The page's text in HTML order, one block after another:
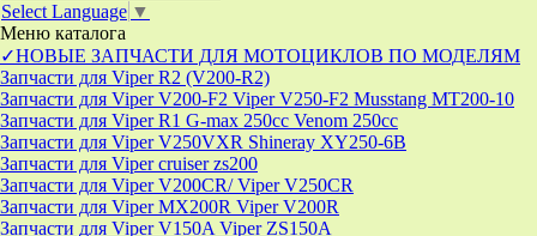
Select Language ▼
Меню каталога
✓НОВЫЕ ЗАПЧАСТИ ДЛЯ МОТОЦИКЛОВ ПО МОДЕЛЯМ
Запчасти для Viper R2 (V200-R2)
Запчасти для Viper V200-F2 Viper V250-F2 Musstang MT200-10
Запчасти для Viper R1 G-max 250cc Venom 250cc
Запчасти для Viper V250VXR Shineray XY250-6B
Запчасти для Viper cruiser zs200
Запчасти для Viper V200CR/ Viper V250CR
Запчасти для Viper MX200R Viper V200R
Запчасти для Viper V150A Viper ZS150A